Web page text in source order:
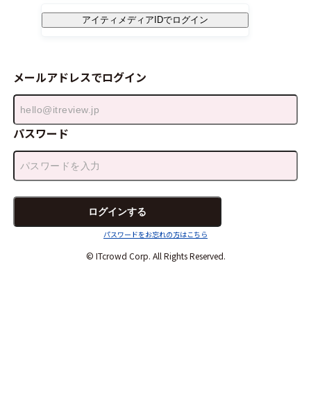
アイティメディアIDでログイン
メールアドレスでログイン
パスワード
パスワードをお忘れの方はこちら
© ITcrowd Corp. All Rights Reserved.